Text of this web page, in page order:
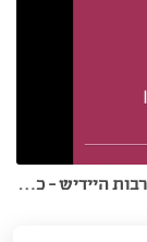
מוזיאון חצר הישוב הישן והרשות הלאומית לתרבות היידיש - כוחו של פולקלור - ד"ר יעד בירן 2.6.23